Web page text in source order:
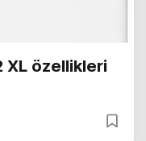
XL özellikleri